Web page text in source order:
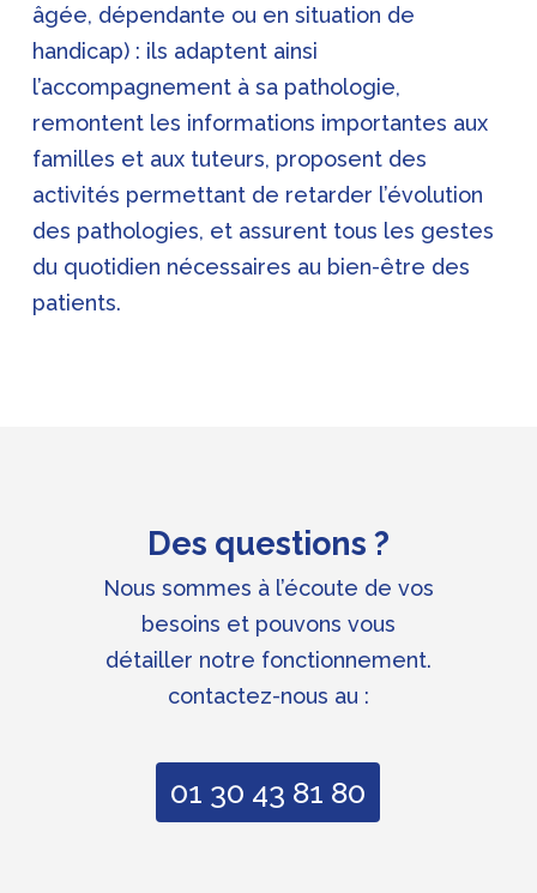
âgée, dépendante ou en situation de
handicap) : ils adaptent ainsi
l’accompagnement à sa pathologie,
remontent les informations importantes aux
familles et aux tuteurs, proposent des
activités permettant de retarder l’évolution
des pathologies, et assurent tous les gestes
du quotidien nécessaires au bien-être des
patients.
Des questions ?
Nous sommes à l’écoute de vos
besoins et pouvons vous
détailler notre fonctionnement.
contactez-nous au :
01 30 43 81 80